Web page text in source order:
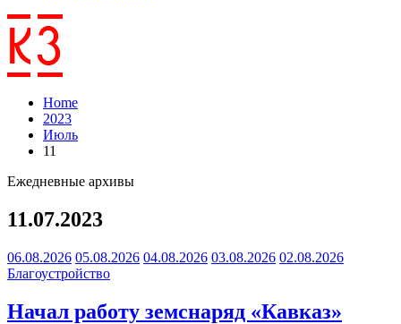
Home
2023
Июль
11
Ежедневные архивы
11.07.2023
06.08.2026 05.08.2026 04.08.2026 03.08.2026 02.08.2026
Благоустройство
Начал работу земснаряд «Кавказ»